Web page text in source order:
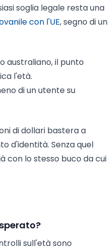
soglia legale resta una
con l'UE, segno di un
australiano, il punto
l'età.
di un utente su
di dollari bastera a
d'identità. Senza quel
con lo stesso buco da cui
sull'età sono